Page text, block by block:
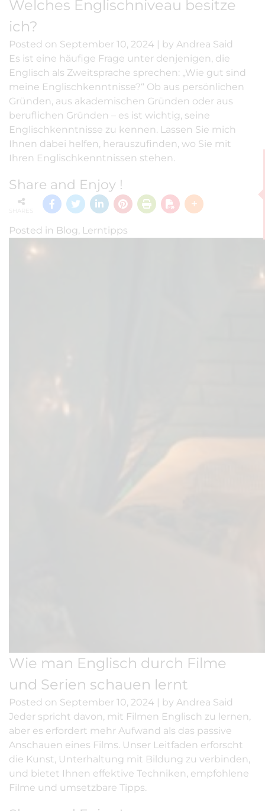
Welches Englischniveau besitze
ich?
Posted on September 10, 2024 | by Andrea Said
Es ist eine häufige Frage unter denjenigen, die
Englisch als Zweitsprache sprechen: „Wie gut sind
meine Englischkenntnisse?“ Ob aus persönlichen
Gründen, aus akademischen Gründen oder aus
beruflichen Gründen – es ist wichtig, seine
Englischkenntnisse zu kennen. Lassen Sie mich
Ihnen dabei helfen, herauszufinden, wo Sie mit
Ihren Englischkenntnissen stehen.
Share and Enjoy !
Posted in Blog, Lerntipps
Wie man Englisch durch Filme
und Serien schauen lernt
Posted on September 10, 2024 | by Andrea Said
Jeder spricht davon, mit Filmen Englisch zu lernen,
aber es erfordert mehr Aufwand als das passive
Anschauen eines Films. Unser Leitfaden erforscht
die Kunst, Unterhaltung mit Bildung zu verbinden,
und bietet Ihnen effektive Techniken, empfohlene
Filme und umsetzbare Tipps.